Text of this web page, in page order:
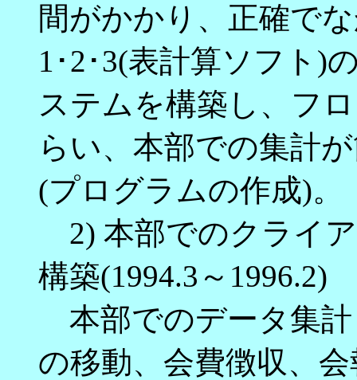
間がかかり、正確で
1･2･3(表計算ソフト)
ステムを構築し、フ
らい、本部での集計
(プログラムの作成)。
2) 本部でのクライ
構築(1994.3～1996.2)
本部でのデータ集
の移動、会費徴収、